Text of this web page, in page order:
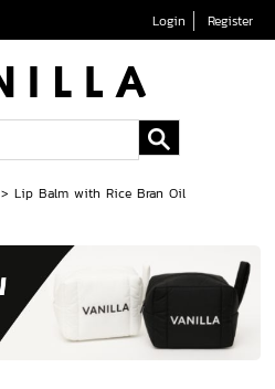
Login Register
>Lip Balm with Rice Bran Oil